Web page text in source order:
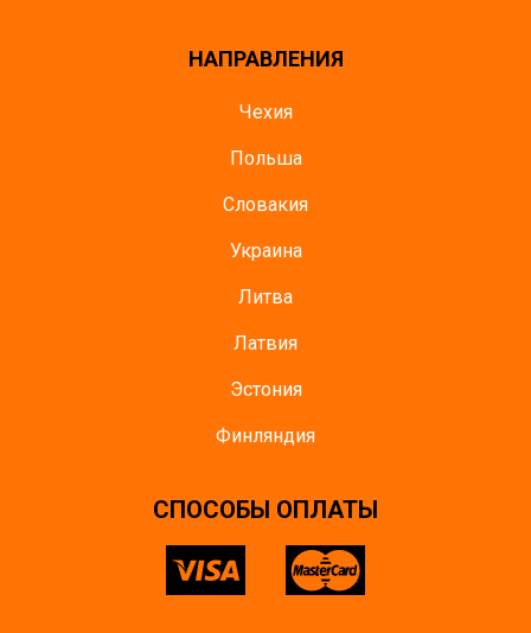
НАПРАВЛЕНИЯ
Чехия
Польша
Словакия
Украина
Литва
Латвия
Эстония
Финляндия
CПОСОБЫ ОПЛАТЫ